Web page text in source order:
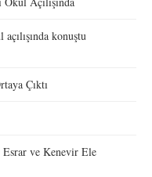
konuştu
Çıktı
Esrar ve Kenevir Ele